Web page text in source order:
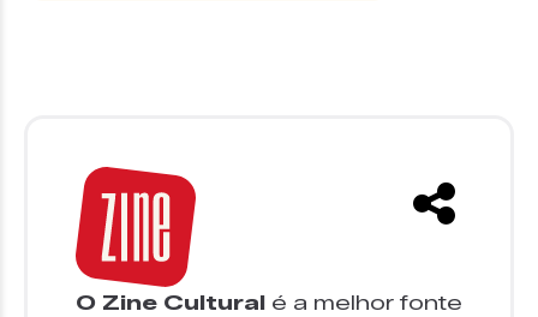
O Zine Cultural é a melhor fonte